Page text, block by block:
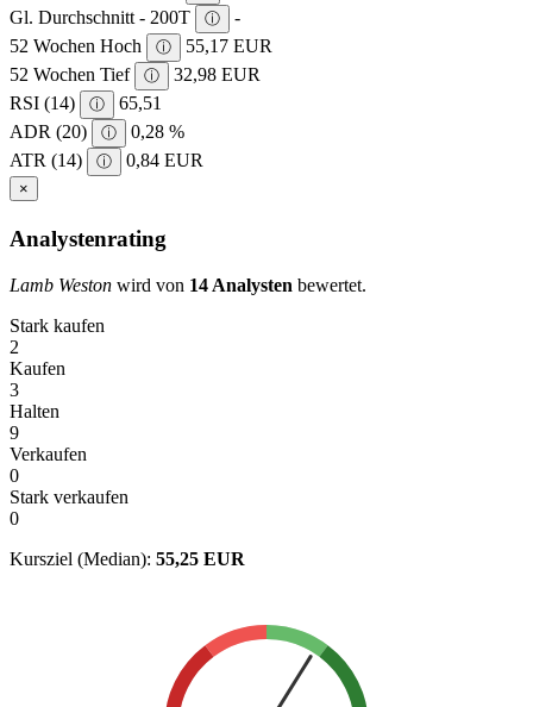
Gl. Durchschnitt - 200T
ⓘ
-
52 Wochen Hoch
ⓘ
55,17 EUR
52 Wochen Tief
ⓘ
32,98 EUR
RSI (14)
ⓘ
65,51
ADR (20)
ⓘ
0,28 %
ATR (14)
ⓘ 0,84 EUR
×
Analystenrating
Lamb Weston wird von 14 Analysten bewertet.
Stark kaufen
2
Kaufen
3
Halten
9
Verkaufen
0
Stark verkaufen
0
Kursziel (Median): 55,25 EUR